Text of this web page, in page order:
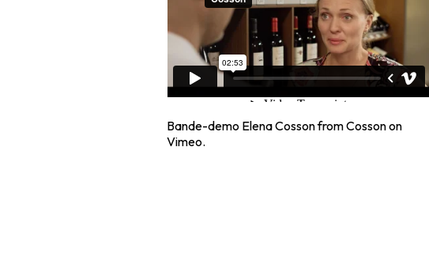
Bande-demo Elena CossonfromCossonon
Vimeo.